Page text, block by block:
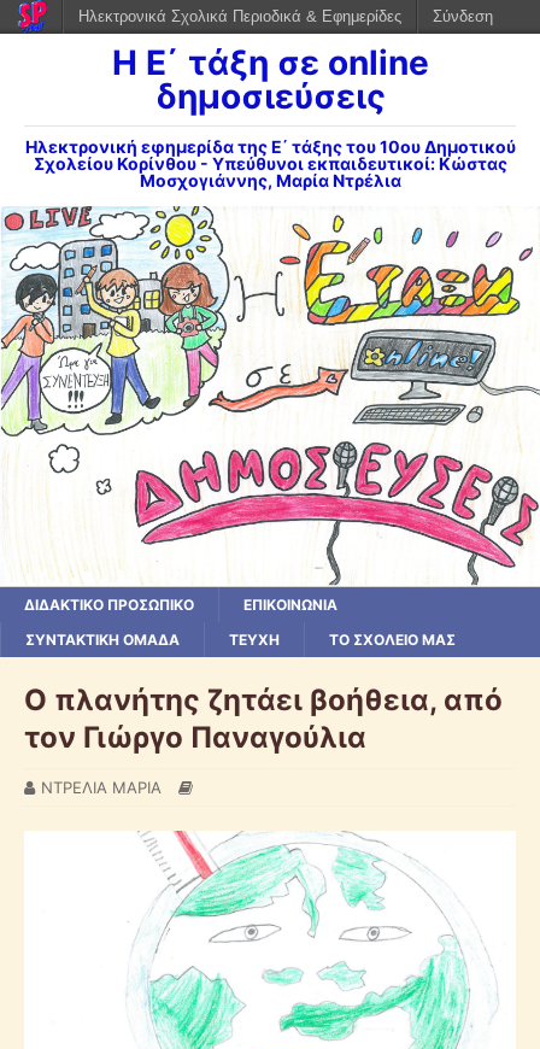
Η Ε΄ τάξη σε online
δημοσιεύσεις
Ηλεκτρονική εφημερίδα της Ε΄ τάξης του 10ου Δημοτικού
Σχολείου Κορίνθου - Υπεύθυνοι εκπαιδευτικοί: Κώστας
Μοσχογιάννης, Μαρία Ντρέλια
ΔΙΔΑΚΤΙΚΟ ΠΡΟΣΩΠΙΚΟ
ΕΠΙΚΟΙΝΩΝΙΑ
ΣΥΝΤΑΚΤΙΚΗ ΟΜΑΔΑ
ΤΕΥΧΗ ΤΟ ΣΧΟΛΕΙΟ ΜΑΣ
Ο πλανήτης ζητάει βοήθεια, από
τον Γιώργο Παναγούλια
ΝΤΡΕΛΙΑ ΜΑΡΙΑ
Ηλεκτρονικά Σχολικά Περιοδικά & Εφημερίδες Σύνδεση